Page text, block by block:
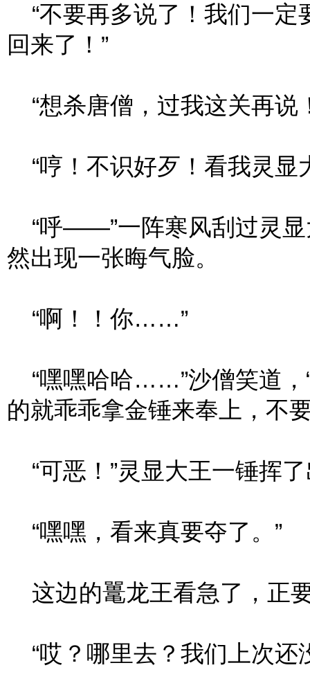
“不要再多说了！我们一定
回来了！”
“想杀唐僧，过我这关再说
“哼！不识好歹！看我灵显
“呼——”一阵寒风刮过灵显
然出现一张晦气脸。
“啊！！你……”
“嘿嘿哈哈……”沙僧笑道，
的就乖乖拿金锤来奉上，不
“可恶！”灵显大王一锤挥
“嘿嘿，看来真要夺了。”
这边的鼍龙王看急了，正
“哎？哪里去？我们上次还